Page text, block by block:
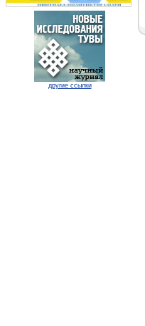
другие ссылки